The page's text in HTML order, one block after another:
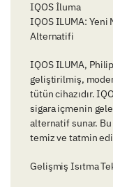
IQOS İluma
IQOS ILUMA:
Alternatifi
IQOS ILUMA,
geliştirilmiş,
tütün cihazıdır.
sigara içmenin
alternatif sunar. Bu
temiz ve tatmin
Gelişmiş Isıtma